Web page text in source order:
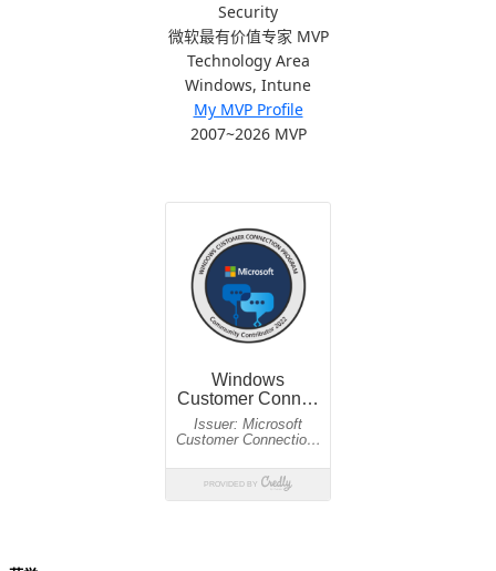
Security
微软最有价值专家 MVP
Technology Area
Windows, Intune
My MVP Profile
2007~2026 MVP